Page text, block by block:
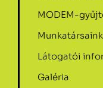
MODEM-
Munkatársaink
Látogatói
Galéria